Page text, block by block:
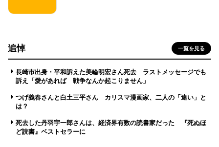
追悼 一覧を見る
長崎市出身・平和訴えた美輪明宏さん死去 ラストメッセージでも
訴え「愛があれば 戦争なんか起こりません」
つげ義春さんと白土三平さん カリスマ漫画家、二人の「違い」と
は？
死去した丹羽宇一郎さんは、経済界有数の読書家だった 『死ぬほ
ど読書』ベストセラーに